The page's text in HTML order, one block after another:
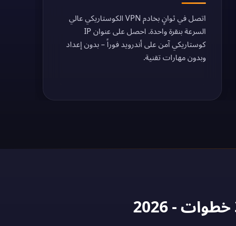
اتصل في ثوانٍ بخادم VPN الكوستاريكي عالي
السرعة بنقرة واحدة. احصل على عنوان IP
كوستاريكي آمن على أندرويد فوراً – بدون إعداد
وبدون مهارات تقنية.